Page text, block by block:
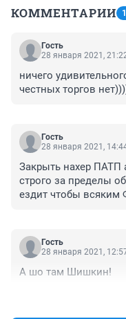
КОММЕНТАРИИ
Гость
28 января 2021,
ничего
честных торгов
Гость
28 января 2021,
Закрыть нахер ПАТП
строго за пределы
ездит чтобы
Гость
28 января 2021,
А шо там Шишкин!